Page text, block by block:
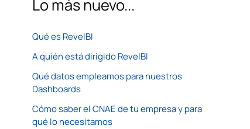
c
Lo más nuevo...
Qué es RevelBI
A quién está dirigido RevelBI
Qué datos empleamos para nuestros
Dashboards
Cómo saber el CNAE de tu empresa y para
qué lo necesitamos